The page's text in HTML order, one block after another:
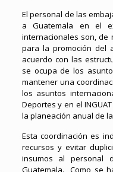
El personal de las
a Guatemala en el
internacionales son, de
para la promoción del
acuerdo con las
se ocupa de los
mantener una
los asuntos
Deportes y en el
la planeación anual de
Esta coordinación es
recursos y evitar
insumos al personal
Guatemala. Como se